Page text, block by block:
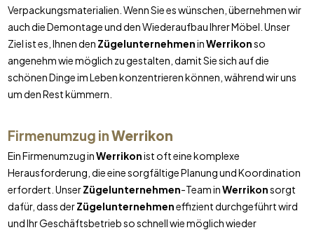
Verpackungsmaterialien. Wenn Sie es wünschen, übernehmen wir
auch die Demontage und den Wiederaufbau Ihrer Möbel. Unser
Ziel ist es, Ihnen den ZügelunternehmeninWerrikonso
angenehm wie möglich zu gestalten, damit Sie sich auf die
schönen Dinge im Leben konzentrieren können, während wir uns
um den Rest kümmern.
Firmenumzug inWerrikon
Ein Firmenumzug inWerrikonist oft eine komplexe
Herausforderung, die eine sorgfältige Planung und Koordination
erfordert. UnserZügelunternehmen-Team inWerrikonsorgt
dafür, dass derZügelunternehmeneffizient durchgeführt wird
und Ihr Geschäftsbetrieb so schnell wie möglich wieder